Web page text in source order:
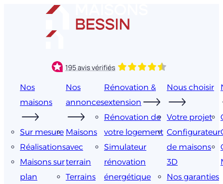
Nos
maisons
Sur mesure
Réalisations
Maisons sur
plan
Nos
annonces
Maisons
avec
terrain
Terrains
Rénovation &
extension
Rénovation de
votre logement
Simulateur
rénovation
énergétique
Nous choisir
Votre projet
Configurateur
de maisons
3D
Nos garanties